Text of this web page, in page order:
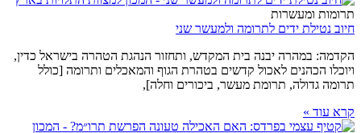
תרומות ומעשרות
חיוב נטילת ידים לתרומה ולמעשר שני
הקדמה: במהרה יבנה בית המקדש, ותחזור הנהגת הטהרה בישראל כדין,
ויוכלו הכהנים לאכול קדשים בטהרת הגוף והמאכלים ותרומה [כולל
תרומה גדולה, תרומת מעשר, ביכורים וחלה],
קרא עוד »